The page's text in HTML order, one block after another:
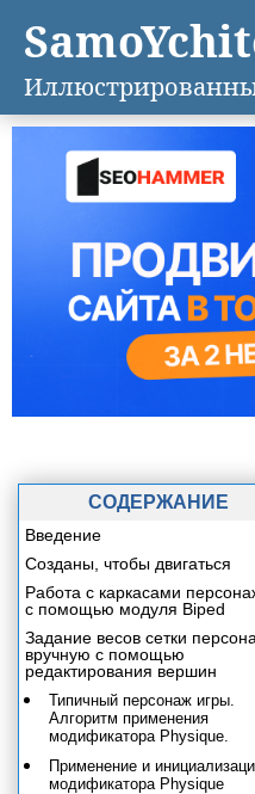
СОДЕРЖАНИЕ
Введение
Созданы, чтобы двигаться
Работа с каркасами
с помощью модуля Biped
Задание весов сетки
вручную с помощью
редактирования вершин
Типичный персонаж игры.
Алгоритм применения
модификатора Physique.
Применение и
модификатора Physique